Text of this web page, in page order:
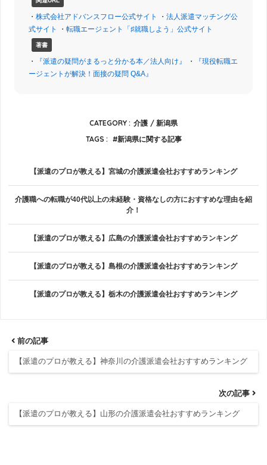
・ 株式会社アドバンスフロー公式サイト ・ 法人派遣マッチング公
式サイト
・ 転職エージェント「♯就職しよう」公式サイト
著書
・ 『派遣の疑問がまるっと分かる本／法人向け』 ・
『現役転職エ
ージェントが解決！面接の疑問 Q&A』
CATEGORY : 介護
新潟県
TAGS :
新潟県に関する記事
【派遣のプロが教える】宮城の介護派遣会社おすすめランキング
介護職への転職が40代以上の未経験・資格なしの方におすすめな理由を紹
介！
【派遣のプロが教える】広島の介護派遣会社おすすめランキング
【派遣のプロが教える】島根の介護派遣会社おすすめランキング
【派遣のプロが教える】栃木の介護派遣会社おすすめランキング
前の記事
【派遣のプロが教える】神奈川の介護派遣会社おすすめランキング
次の記事
【派遣のプロが教える】山形の介護派遣会社おすすめランキング